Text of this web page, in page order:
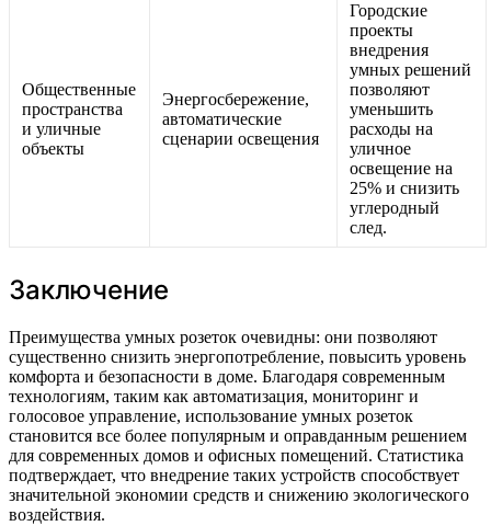
Общественные
пространства
и уличные
объекты
Энергосбережение,
автоматические
сценарии освещения
Городские
проекты
внедрения
умных решений
позволяют
уменьшить
расходы на
уличное
освещение на
25% и снизить
углеродный
след.
Заключение
Преимущества умных розеток очевидны: они позволяют
существенно снизить энергопотребление, повысить уровень
комфорта и безопасности в доме. Благодаря современным
технологиям, таким как автоматизация, мониторинг и
голосовое управление, использование умных розеток
становится все более популярным и оправданным решением
для современных домов и офисных помещений. Статистика
подтверждает, что внедрение таких устройств способствует
значительной экономии средств и снижению экологического
воздействия.